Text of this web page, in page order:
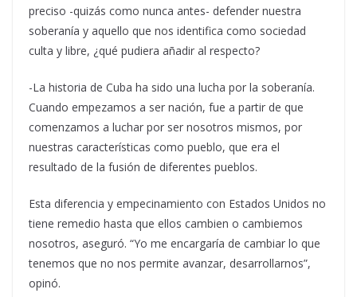
preciso -quizás como nunca antes- defender nuestra
soberanía y aquello que nos identifica como sociedad
culta y libre, ¿qué pudiera añadir al respecto?
-La historia de Cuba ha sido una lucha por la soberanía.
Cuando empezamos a ser nación, fue a partir de que
comenzamos a luchar por ser nosotros mismos, por
nuestras características como pueblo, que era el
resultado de la fusión de diferentes pueblos.
Esta diferencia y empecinamiento con Estados Unidos no
tiene remedio hasta que ellos cambien o cambiemos
nosotros, aseguró. “Yo me encargaría de cambiar lo que
tenemos que no nos permite avanzar, desarrollarnos”,
opinó.